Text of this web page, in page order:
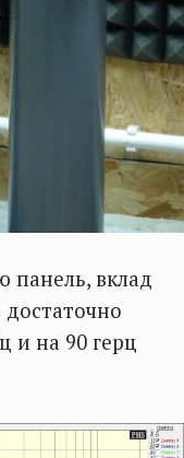
вклад
и на 90 герц